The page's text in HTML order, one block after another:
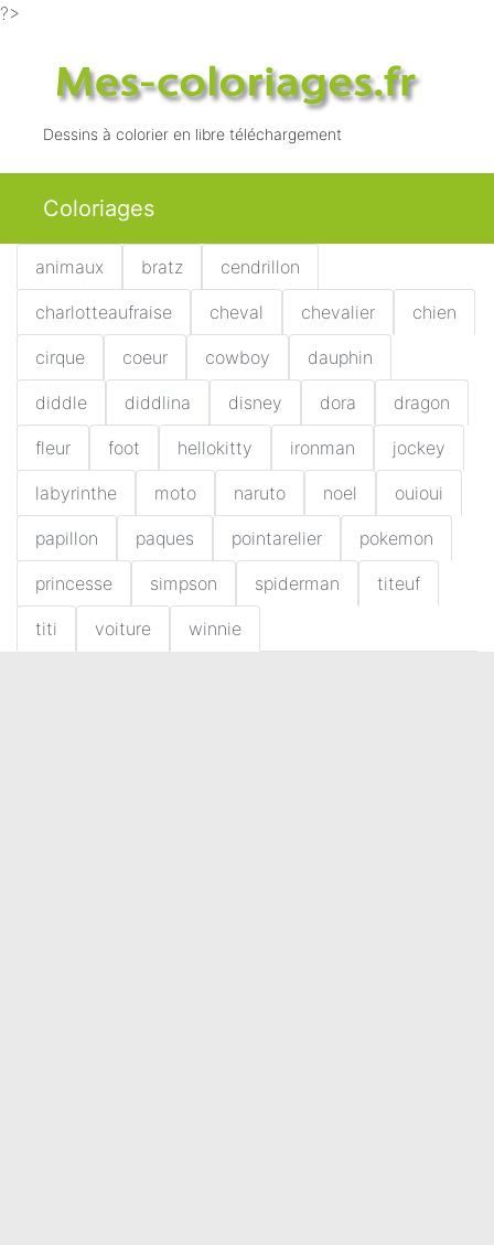
?>
Dessins à colorier en libre téléchargement
Coloriages
animaux bratz cendrillon
charlotteaufraise cheval chevalier chien
cirque coeur cowboy dauphin
diddle diddlina disney dora dragon
fleur foot hellokitty ironman jockey
labyrinthe moto naruto noel ouioui
papillon paques pointarelier pokemon
princesse simpson spiderman titeuf
titi voiture winnie